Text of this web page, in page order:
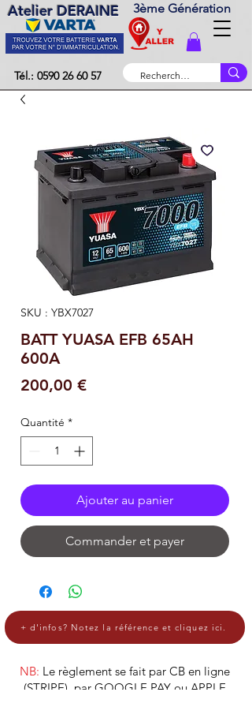
Atelier DERAINE 3ème Génération
Tél.: 0590 26 60 57
SKU : YBX7027
BATT YUASA EFB 65AH
600A
200,00 €Prix
Quantité *
Ajouter au panier
Commander et payer
+ d'infos? Notez la référence et cliquez ici.
NB: Le règlement se fait par CB en ligne
(STRIPE), par GOOGLE PAY ou APPLE